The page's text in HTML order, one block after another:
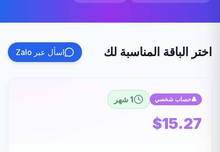
اختر الباقة المناسبة لك اسأل عبر Zalo
👤حساب شخصي 1 شهر
$15.27